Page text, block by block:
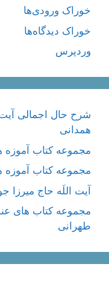
خوراک ورودی‌ها
خوراک دیدگاه‌ها
وردپرس
شرح حال اجمالی
همدانی
مجموعه کتاب
مجموعه کتاب
آیت اللَه حاج میرزا
مجموعه کتاب های
طهرانی